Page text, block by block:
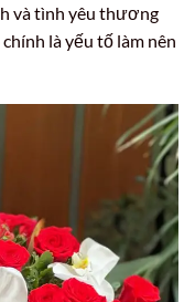
và tình yêu thương
là yếu tố làm nên